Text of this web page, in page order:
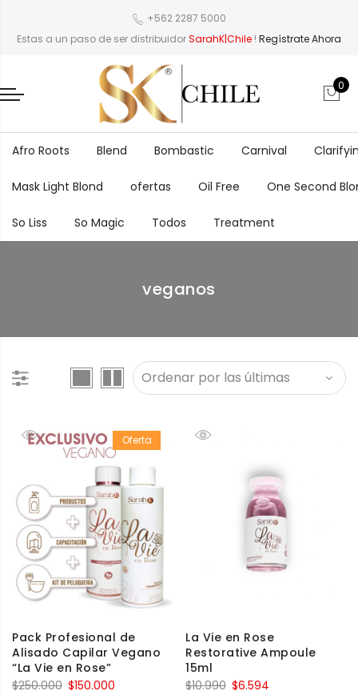
+562 2287 5000
Estas a un paso de ser distribuidorSarahK|Chile ! Regístrate Ahora
0
Afro Roots Blend Bombastic Carnival
Mask Light Blond ofertas Oil Free One Second
So Liss So Magic Todos Treatment
veganos
Oferta
Pack Profesional de
Alisado Capilar Vegano
“La Vie en Rose”
$250.000 $150.000
La Vie en Rose
Restorative Ampoule
15ml
$10.990 $6.594